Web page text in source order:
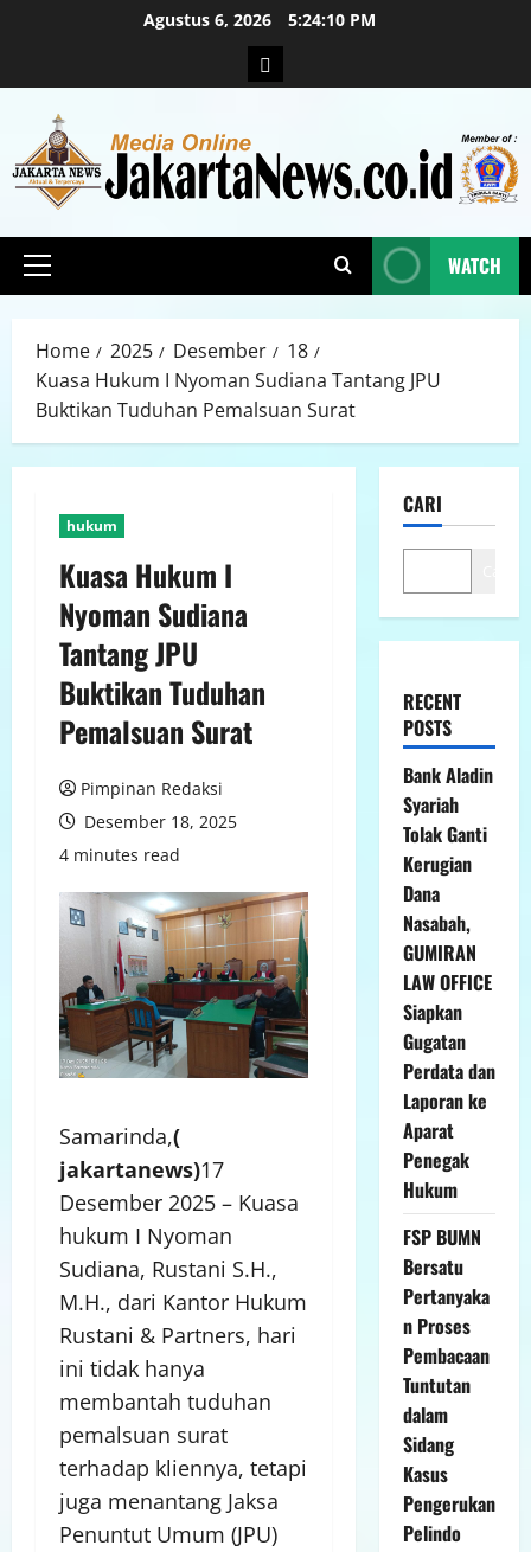
Agustus 6, 2026 5:24:11 PM
WATCH
Home 2025 Desember
18
Kuasa Hukum I Nyoman Sudiana Tantang JPU
Buktikan Tuduhan Pemalsuan Surat
hukum
Kuasa Hukum I
Nyoman Sudiana
Tantang JPU
Buktikan Tuduhan
Pemalsuan Surat
Pimpinan Redaksi
Desember 18, 2025
4 minutes read
Samarinda,(
jakartanews)17
Desember 2025 – Kuasa
hukum I Nyoman
Sudiana, Rustani S.H.,
M.H., dari Kantor Hukum
Rustani & Partners, hari
ini tidak hanya
membantah tuduhan
pemalsuan surat
terhadap kliennya, tetapi
juga menantang Jaksa
Penuntut Umum (JPU)
CARI
RECENT
POSTS
Bank Aladin
Syariah
Tolak Ganti
Kerugian
Dana
Nasabah,
GUMIRAN
LAW OFFICE
Siapkan
Gugatan
Perdata dan
Laporan ke
Aparat
Penegak
Hukum
FSP BUMN
Bersatu
Pertanyaka
n Proses
Pembacaan
Tuntutan
dalam
Sidang
Kasus
Pengerukan
Pelindo